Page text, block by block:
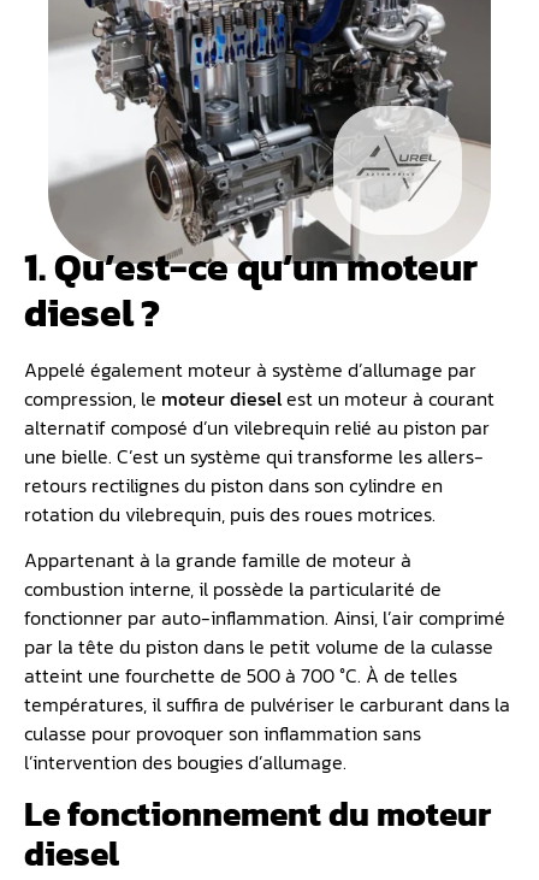
1. Qu’est-ce qu’un moteur
diesel ?
Appelé également moteur à système d’allumage par
compression, le moteur dieselest un moteur à courant
alternatif composé d’un vilebrequin relié au piston par
une bielle. C’est un système qui transforme les allers-
retours rectilignes du piston dans son cylindre en
rotation du vilebrequin, puis des roues motrices.
Appartenant à la grande famille de moteur à
combustion interne, il possède la particularité de
fonctionner par auto-inflammation. Ainsi, l’air comprimé
par la tête du piston dans le petit volume de la culasse
atteint une fourchette de 500 à 700 °C. À de telles
températures, il suffira de pulvériser le carburant dans la
culasse pour provoquer son inflammation sans
l’intervention des bougies d’allumage.
Le fonctionnement du moteur
diesel